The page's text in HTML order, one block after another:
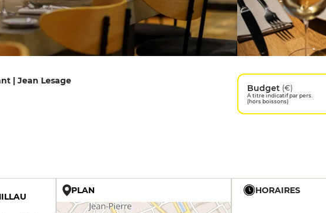
| Jean Lesage
Budget (€)
A titre indicatif par pers.
(hors boissons)
PLAN HORAIRES